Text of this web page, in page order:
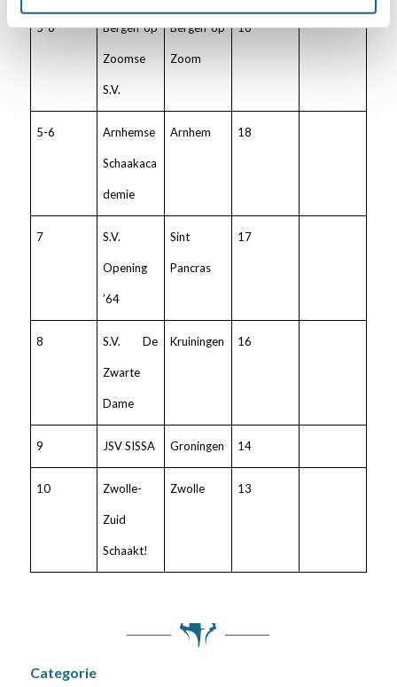
5-6 Bergen op
Zoomse
S.V.
Bergen op
Zoom
18
5-6 Arnhemse
Schaakaca
demie
Arnhem 18
7 S.V.
Opening
’64
Sint
Pancras
17
8 S.V. De
Zwarte
Dame
Kruiningen 16
9 JSV SISSA Groningen 14
10 Zwolle-
Zuid
Schaakt!
Zwolle 13
Categorie